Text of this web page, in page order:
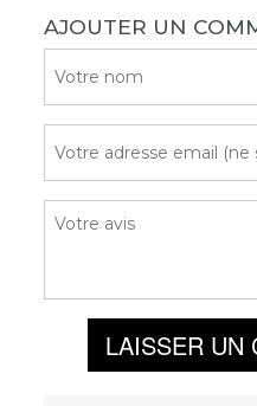
AJOUTER UN
LAISSER UN